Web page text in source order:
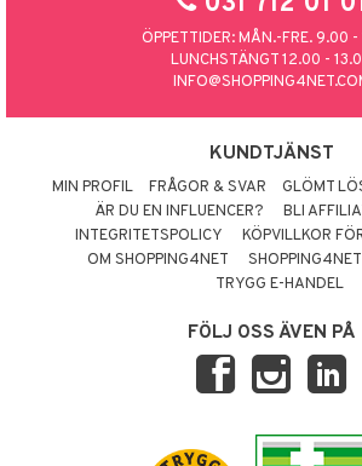
ÖPPETTIDER: MÅN.-FRE. 9.00
LUNCHSTÄNGT 12.00 -
KUNDTJÄNST
MIN PROFIL FRÅGOR & SVAR GLÖMT
ÄR DU EN INFLUENCER?
BLI
INTEGRITETSPOLICY
KÖPVILLKOR
OM SHOPPING4NET
TRYGG E-HANDEL
FÖLJ OSS ÄVEN PÅ